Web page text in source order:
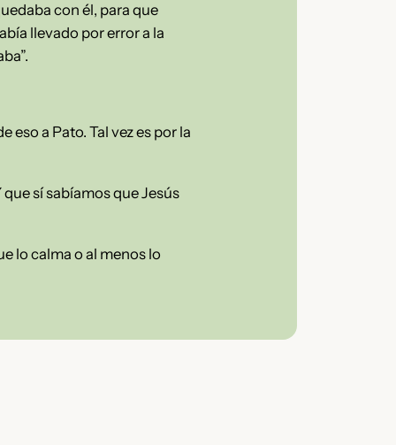
con él, para que
llevado por error a la
eso a Pato. Tal vez es por la
sí sabíamos que Jesús
lo calma o al menos lo